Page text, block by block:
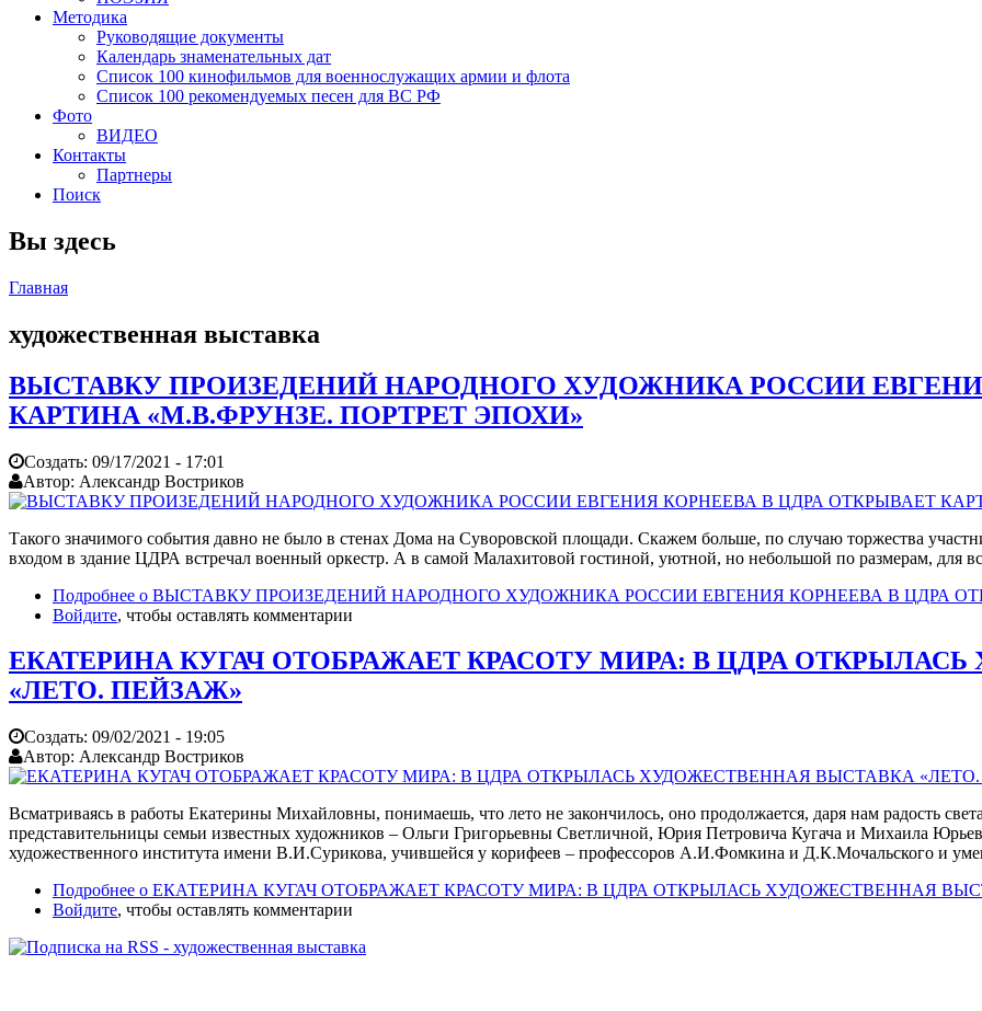
Методика
Руководящие документы
Календарь знаменательных дат
Список 100 кинофильмов для военнослужащих армии и флота
Список 100 рекомендуемых песен для ВС РФ
Фото
ВИДЕО
Контакты
Партнеры
Поиск
Вы здесь
Главная
художественная выставка
ВЫСТАВКУ ПРОИЗЕДЕНИЙ НАРОДНОГО ХУДОЖНИКА РОССИИ
КАРТИНА «М.В.ФРУНЗЕ. ПОРТРЕТ ЭПОХИ»
Создать: 09/17/2021 - 17:01
Автор: Александр Востриков
Такого значимого события давно не было в стенах Дома на Суворовской площади. Скажем больше, по случаю торжества
входом в здание ЦДРА встречал военный оркестр. А в самой Малахитовой гостиной, уютной, но небольшой по размерам, для
Подробнее о ВЫСТАВКУ ПРОИЗЕДЕНИЙ НАРОДНОГО ХУДОЖНИКА РОССИИ ЕВГЕНИЯ КОРНЕЕВА В ЦДРА
Войдите, чтобы оставлять комментарии
ЕКАТЕРИНА КУГАЧ ОТОБРАЖАЕТ КРАСОТУ МИРА: В ЦДРА
«ЛЕТО. ПЕЙЗАЖ»
Создать: 09/02/2021 - 19:05
Автор: Александр Востриков
Всматриваясь в работы Екатерины Михайловны, понимаешь, что лето не закончилось, оно продолжается, даря нам радость
представительницы семьи известных художников – Ольги Григорьевны Светличной, Юрия Петровича Кугача и Михаила
художественного института имени В.И.Сурикова, учившейся у корифеев – профессоров А.И.Фомкина и Д.К.Мочальского и
Подробнее о ЕКАТЕРИНА КУГАЧ ОТОБРАЖАЕТ КРАСОТУ МИРА: В ЦДРА ОТКРЫЛАСЬ ХУДОЖЕСТВЕННАЯ
Войдите, чтобы оставлять комментарии